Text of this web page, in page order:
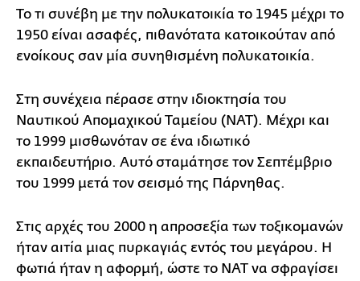
Το τι συνέβη με την πολυκατοικία το 1945 μέχρι το
1950 είναι ασαφές, πιθανότατα κατοικούταν από
ενοίκους σαν μία συνηθισμένη πολυκατοικία.
Στη συνέχεια πέρασε στην ιδιοκτησία του
Ναυτικού Απομαχικού Ταμείου (ΝΑΤ). Μέχρι και
το 1999 μισθωνόταν σε ένα ιδιωτικό
εκπαιδευτήριο. Αυτό σταμάτησε τον Σεπτέμβριο
του 1999 μετά τον σεισμό της Πάρνηθας.
Στις αρχές του 2000 η απροσεξία των τοξικομανών
ήταν αιτία μιας πυρκαγιάς εντός του μεγάρου. Η
φωτιά ήταν η αφορμή, ώστε το ΝΑΤ να σφραγίσει